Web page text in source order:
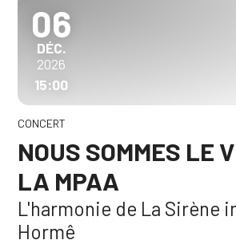
06
DÉCEMBRE
DÉC.
2026
15:00
CONCERT
NOUS SOMMES LE
LA MPAA
L'harmonie de La Sirène
Hormê